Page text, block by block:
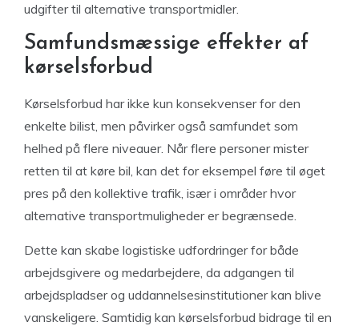
udgifter til alternative transportmidler.
Samfundsmæssige effekter af
kørselsforbud
Kørselsforbud har ikke kun konsekvenser for den
enkelte bilist, men påvirker også samfundet som
helhed på flere niveauer. Når flere personer mister
retten til at køre bil, kan det for eksempel føre til øget
pres på den kollektive trafik, især i områder hvor
alternative transportmuligheder er begrænsede.
Dette kan skabe logistiske udfordringer for både
arbejdsgivere og medarbejdere, da adgangen til
arbejdspladser og uddannelsesinstitutioner kan blive
vanskeligere. Samtidig kan kørselsforbud bidrage til en